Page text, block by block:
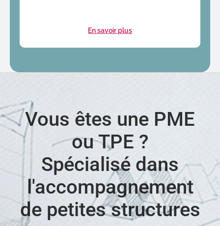
En savoir plus
Vous êtes une PME
ou TPE ?
Spécialisé dans
l'accompagnement
de petites structures